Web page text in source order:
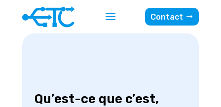
Contact
Qu’est-ce que c’est,